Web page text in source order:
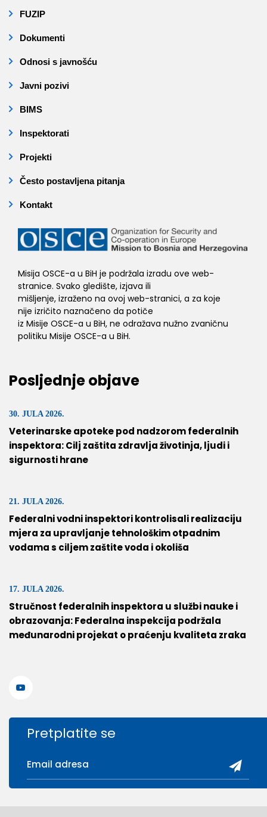
FUZIP
Dokumenti
Odnosi s javnošću
Javni pozivi
BIMS
Inspektorati
Projekti
Često postavljena pitanja
Kontakt
Misija OSCE-a u BiH je podržala izradu ove web-
stranice. Svako gledište, izjava ili
mišljenje, izraženo na ovoj web-stranici, a za koje
nije izričito naznačeno da potiče
iz Misije OSCE-a u BiH, ne odražava nužno zvaničnu
politiku Misije OSCE-a u BiH.
Posljednje objave
30. JULA 2026.
Veterinarske apoteke pod nadzorom federalnih
inspektora: Cilj zaštita zdravlja životinja, ljudi i
sigurnosti hrane
21. JULA 2026.
Federalni vodni inspektori kontrolisali realizaciju
mjera za upravljanje tehnološkim otpadnim
vodama s ciljem zaštite voda i okoliša
17. JULA 2026.
Stručnost federalnih inspektora u službi nauke i
obrazovanja: Federalna inspekcija podržala
međunarodni projekat o praćenju kvaliteta zraka
Pretplatite se